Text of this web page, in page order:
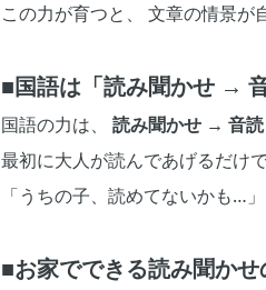
この力が育つと、 文章の情景が
■国語は「読み聞かせ →
国語の力は、 読み聞かせ → 音
最初に大人が読んであげるだけ
「うちの子、読めてないかも…
■お家でできる読み聞か